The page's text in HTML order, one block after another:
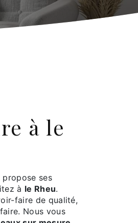
propose ses
à le Rheu.
faire de qualité,
Nous vous